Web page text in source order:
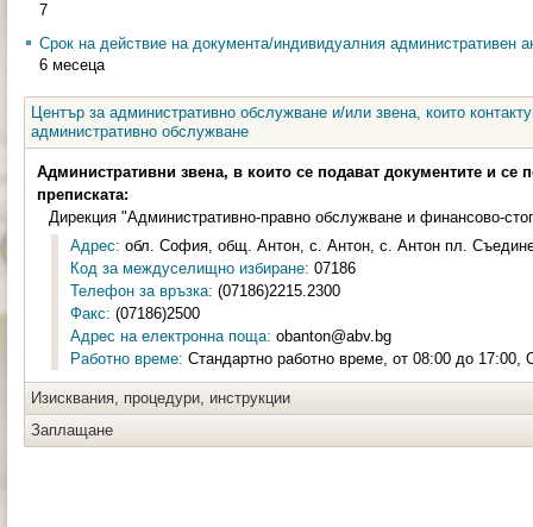
7
Срок на действие на документа/индивидуалния административен
6 месеца
Център за административно обслужване и/или звена, които
административно обслужване
Административни звена, в които се подават документите и се
преписката:
Дирекция "Административно-правно обслужване и финансово-
Адрес: обл. София, общ. Антон, с. Антон, с. Антон пл.
Код за междуселищно избиране: 07186
Телефон за връзка: (07186)2215.2300
Факс: (07186)2500
Адрес на електронна поща: obanton@abv.bg
Работно време: Стандартно работно време, от 08:00 до 17:00,
Изисквания, процедури, инструкции
Заплащане